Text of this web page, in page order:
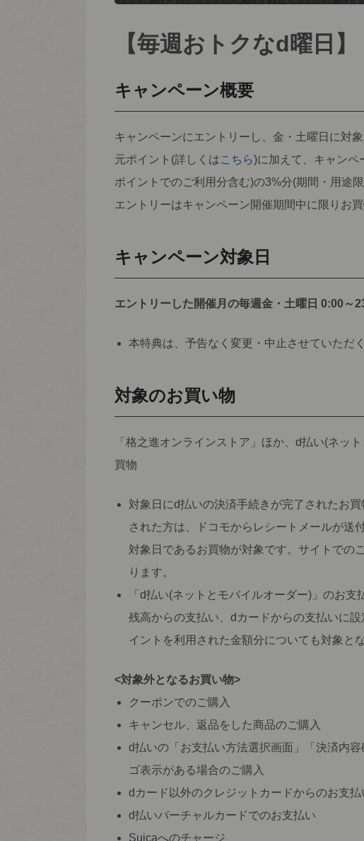
【毎週おトクなd曜日】
キャンペーン概要
キャンペーンにエントリーし、金・土曜日に対
元ポイント(詳しくはこちら)に加えて、キャンペ
ポイントでのご利用分含む)の3%分(期間・用途限
エントリーはキャンペーン開催期間中に限りお
キャンペーン対象日
エントリーした開催月の毎週金・土曜日 0:00～
本特典は、予告なく変更・中止させていただ
対象のお買い物
「格之進オンラインストア」ほか、d払い(ネッ
買物
対象日にd払いの決済手続きが完了されたお
された方は、ドコモからレシートメールが送
対象日であるお買物が対象です。サイトでの
ります。
「d払い(ネットとモバイルオーダー)」のお
残高からの支払い、dカードからの支払いに
イントを利用された金額分についても対象とな
<対象外となるお買い物>
クーポンでのご購入
キャンセル、返品をした商品のご購入
d払いの「お支払い方法選択画面」「決済内
ゴ表示がある場合のご購入
dカード以外のクレジットカードからのお支払
d払いバーチャルカードでのお支払い
Suicaへのチャージ